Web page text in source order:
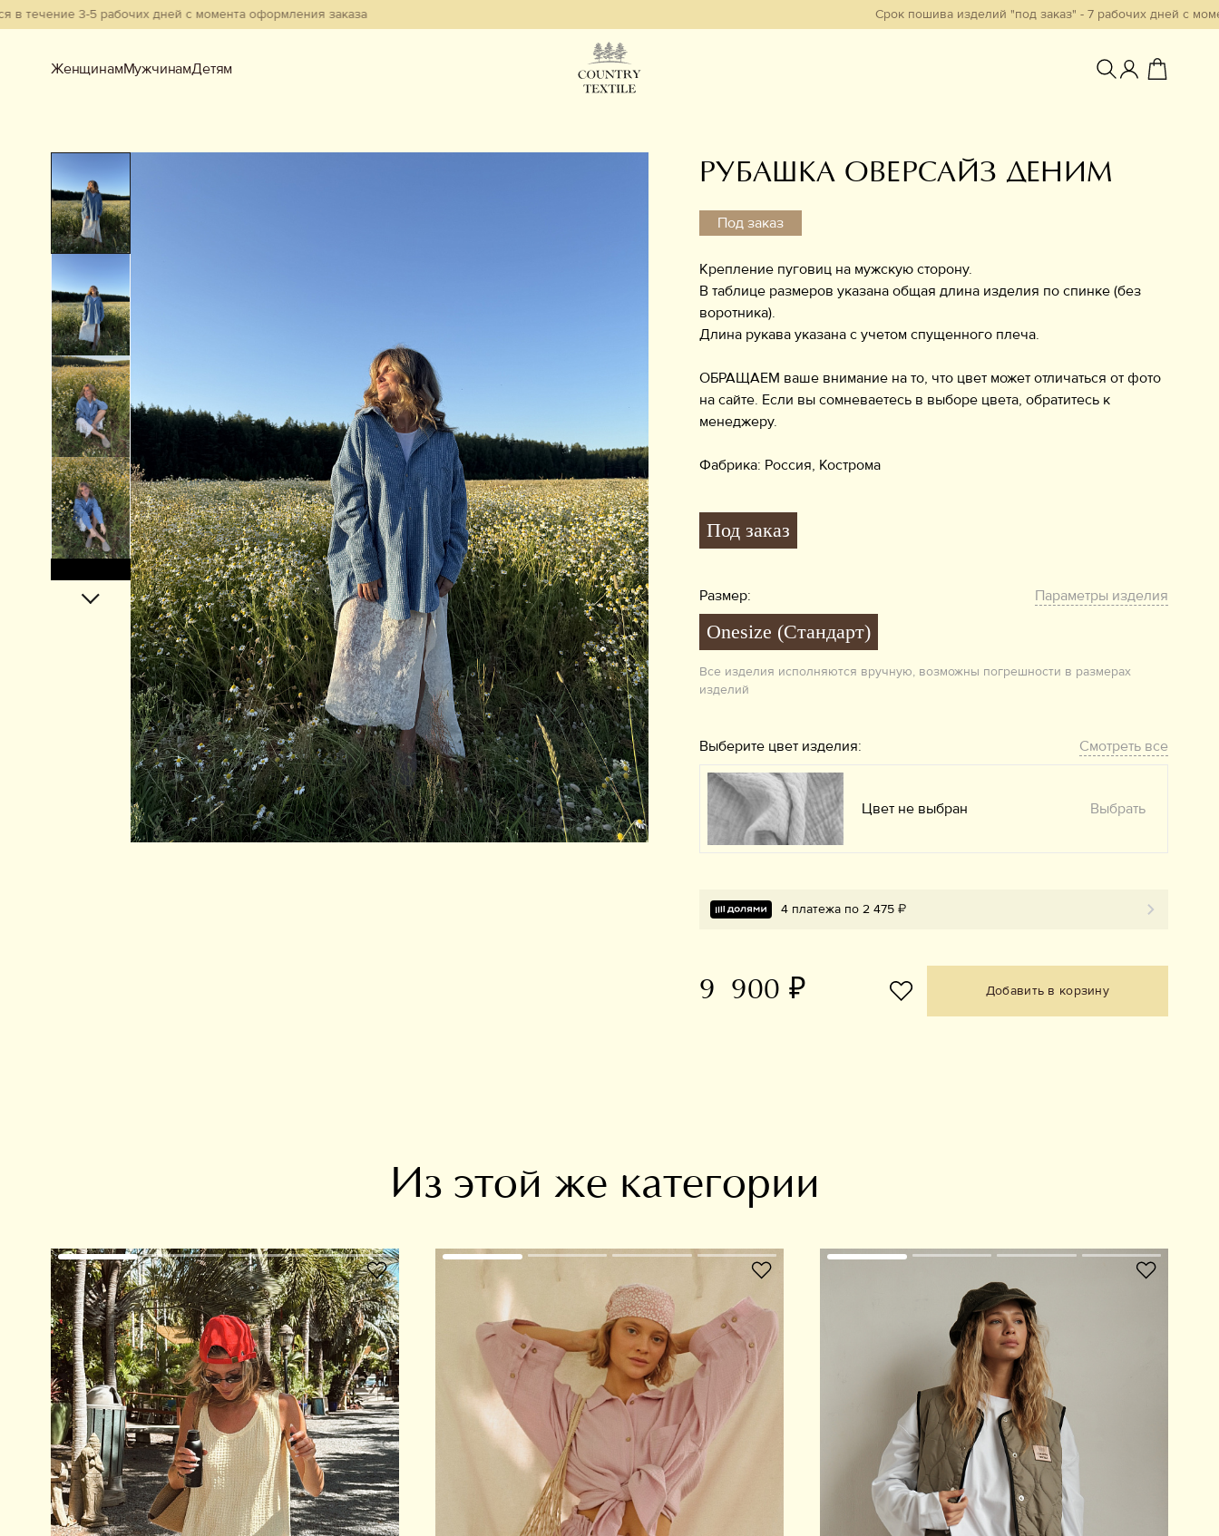
3-5 рабочих дней с момента оформления заказа Срок пошива изделий "под заказ" - 7 рабочих дней с момента
ЖенщинамМужчинамДетям
Смотреть всё Избранное
Новинки
В наличии
Бестселлеры
Одежда
Обувь
Аксессуары
Украшения
Дом
Подарочный сертификат
РУБАШКА ОВЕРСАЙЗ ДЕНИМ
Под заказ
Крепление пуговиц на мужскую сторону.
В таблице размеров указана общая длина изделия по спинке (без
воротника).
Длина рукава указана с учетом спущенного плеча.
ОБРАЩАЕМ ваше внимание на то, что цвет может отличаться от фото
на сайте. Если вы сомневаетесь в выборе цвета, обратитесь к
менеджеру.
Фабрика: Россия, Кострома
Под заказ
Размер: Параметры изделия
Onesize (Стандарт)
Все изделия исполняются вручную, возможны погрешности в размерах
изделий
Выберите цвет изделия: Смотреть все
Цвет не выбран Выбрать
4 платежа по 2 475 ₽
9 900 ₽ Добавить в корзину
Из этой же категории
В избранное